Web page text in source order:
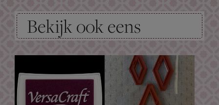
Bekijk ook eens